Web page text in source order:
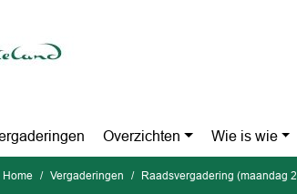
Overzichten Wie is wie
Home Vergaderingen Raadsvergadering (maandag